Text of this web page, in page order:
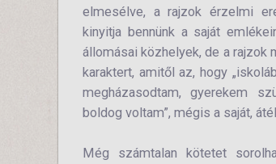
elmesélve, a rajzok érzelmi
kinyitja bennünk a saját
állomásai közhelyek, de a
karaktert, amitől az, hogy
megházasodtam, gyerekem
boldog voltam”, mégis a saját,
Még számtalan kötetet